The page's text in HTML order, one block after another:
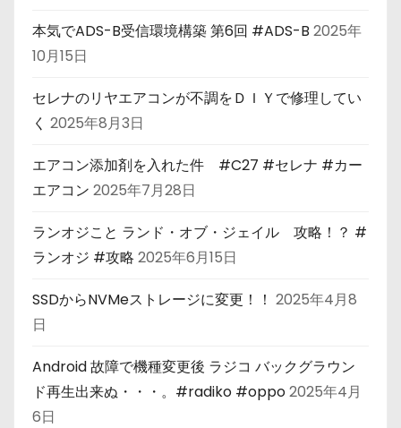
本気でADS-B受信環境構築 第6回 #ADS-B 2025年
10月15日
セレナのリヤエアコンが不調をＤＩＹで修理してい
く 2025年8月3日
エアコン添加剤を入れた件 #C27 #セレナ #カー
エアコン 2025年7月28日
ランオジこと ランド・オブ・ジェイル 攻略！？ #
ランオジ #攻略 2025年6月15日
SSDからNVMeストレージに変更！！ 2025年4月8
日
Android 故障で機種変更後 ラジコ バックグラウン
ド再生出来ぬ・・・。#radiko #oppo2025年4月
6日